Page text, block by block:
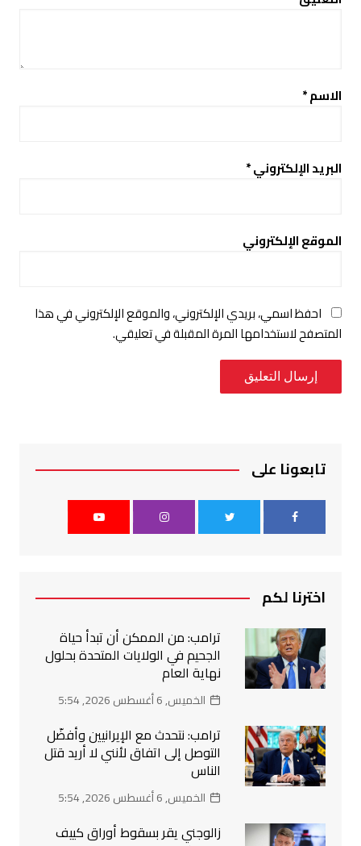
الاسم*
البريد الإلكتروني*
الموقع الإلكتروني
احفظ اسمي، بريدي الإلكتروني، والموقع الإلكتروني في هذا
المتصفح لاستخدامها المرة المقبلة في تعليقي.
تابعونا على
اخترنا لكم
ترامب: من الممكن أن تبدأ حياة
الجحيم في الولايات المتحدة بحلول
نهاية العام
الخميس, 6 أغسطس 2026, 5:54
ترامب: نتحدث مع الإيرانيين وأفضّل
التوصل إلى اتفاق لأنني لا أريد قتل
الناس
الخميس, 6 أغسطس 2026, 5:54
زالوجني يقر بسقوط أوراق كييف